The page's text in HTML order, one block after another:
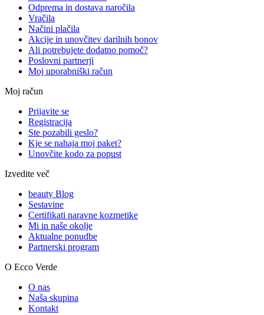
Odprema in dostava naročila
Vračila
Načini plačila
Akcije in unovčitev darilnih bonov
Ali potrebujete dodatno pomoč?
Poslovni partnerji
Moj uporabniški račun
Moj račun
Prijavite se
Registracija
Ste pozabili geslo?
Kje se nahaja moj paket?
Unovčite kodo za popust
Izvedite več
beauty Blog
Sestavine
Certifikati naravne kozmetike
Mi in naše okolje
Aktualne ponudbe
Partnerski program
O Ecco Verde
O nas
Naša skupina
Kontakt